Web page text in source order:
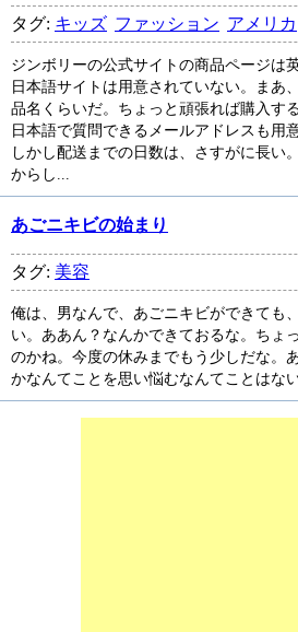
タグ: キッズ ファッション アメリカ
ジンボリーの公式サイトの商品ページは
日本語サイトは用意されていない。まあ
品名くらいだ。ちょっと頑張れば購入す
日本語で質問できるメールアドレスも用
しかし配送までの日数は、さすがに長い
からし...
あごニキビの始まり
タグ: 美容
俺は、男なんで、あごニキビができても
い。ああん？なんかできておるな。ちょ
のかね。今度の休みまでもう少しだな。
かなんてことを思い悩むなんてことはな